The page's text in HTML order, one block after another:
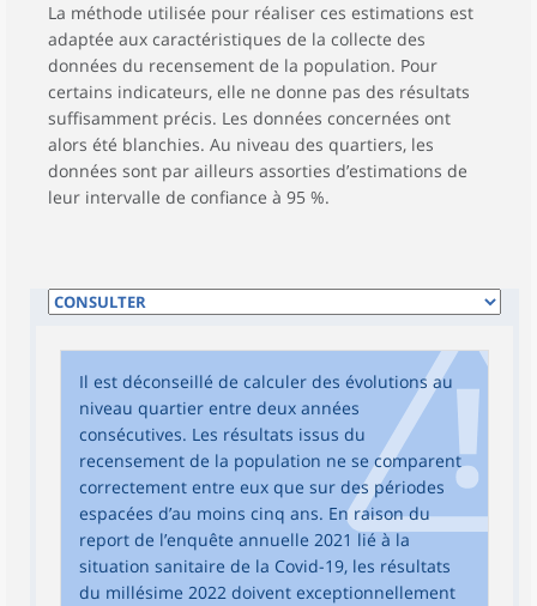
La méthode utilisée pour réaliser ces estimations est
adaptée aux caractéristiques de la collecte des
données du recensement de la population. Pour
certains indicateurs, elle ne donne pas des résultats
suffisamment précis. Les données concernées ont
alors été blanchies. Au niveau des quartiers, les
données sont par ailleurs assorties d’estimations de
leur intervalle de confiance à 95 %.
Il est déconseillé de calculer des évolutions au
niveau quartier entre deux années
consécutives. Les résultats issus du
recensement de la population ne se comparent
correctement entre eux que sur des périodes
espacées d’au moins cinq ans. En raison du
report de l’enquête annuelle 2021 lié à la
situation sanitaire de la Covid-19, les résultats
du millésime 2022 doivent exceptionnellement